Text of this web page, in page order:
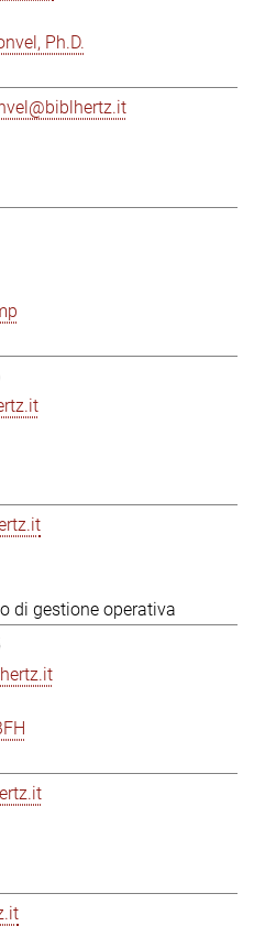
Ph.D.
di gestione operativa